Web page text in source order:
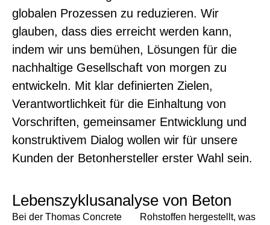
globalen Prozessen zu reduzieren. Wir
glauben, dass dies erreicht werden kann,
indem wir uns bemühen, Lösungen für die
nachhaltige Gesellschaft von morgen zu
entwickeln. Mit klar definierten Zielen,
Verantwortlichkeit für die Einhaltung von
Vorschriften, gemeinsamer Entwicklung und
konstruktivem Dialog wollen wir für unsere
Kunden der Betonhersteller erster Wahl sein.
Lebenszyklusanalyse von Beton
Bei der Thomas Concrete
Rohstoffen hergestellt, was